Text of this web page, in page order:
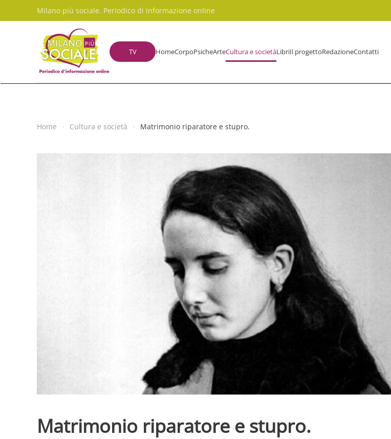
Skip to main content
Milano più sociale. Periodico di informazione online
TV HomeCorpoPsicheArteCultura e societàLibriIl progettoRedazioneContatti
Home Cultura e società Matrimonio riparatore e stupro.
Matrimonio riparatore e stupro.